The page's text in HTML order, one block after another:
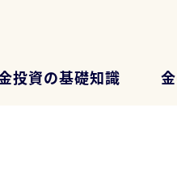
投資の基礎知識